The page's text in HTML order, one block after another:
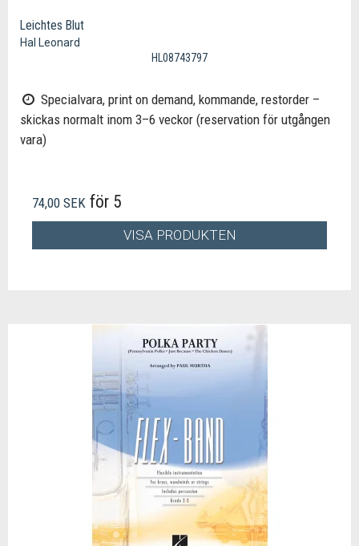
Leichtes Blut
Hal Leonard
HL08743797
Specialvara, print on demand, kommande, restorder –
skickas normalt inom 3–6 veckor (reservation för utgången
vara)
74,00 SEK för 5
VISA PRODUKTEN